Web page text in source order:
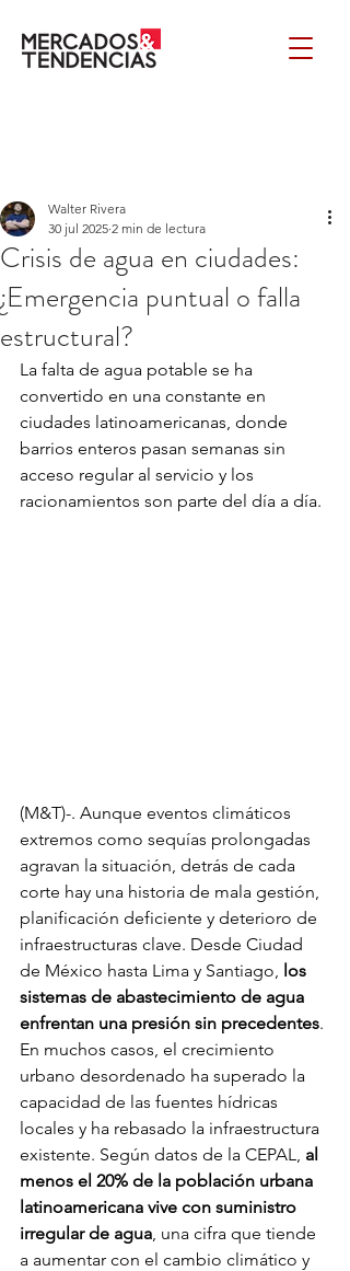
Crisis de agua en ciudades:
¿Emergencia puntual o falla
estructural?
Walter Rivera
30 jul 2025 2 min de lectura
La falta de agua potable se ha
convertido en una constante en
ciudades latinoamericanas, donde
barrios enteros pasan semanas sin
acceso regular al servicio y los
racionamientos son parte del día a día.
(M&T)-. Aunque eventos climáticos
extremos como sequías prolongadas
agravan la situación, detrás de cada
corte hay una historia de mala gestión,
planificación deficiente y deterioro de
infraestructuras clave. Desde Ciudad
de México hasta Lima y Santiago, los
sistemas de abastecimiento de agua
enfrentan una presión sin precedentes.
En muchos casos, el crecimiento
urbano desordenado ha superado la
capacidad de las fuentes hídricas
locales y ha rebasado la infraestructura
existente. Según datos de la CEPAL, al
menos el 20% de la población urbana
latinoamericana vive con suministro
irregular de agua, una cifra que tiende
a aumentar con el cambio climático y